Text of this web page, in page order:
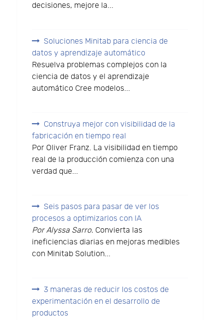
decisiones, mejore la...
Soluciones Minitab para ciencia de
datos y aprendizaje automático
Resuelva problemas complejos con la
ciencia de datos y el aprendizaje
automático Cree modelos...
Construya mejor con visibilidad de la
fabricación en tiempo real
Por Oliver Franz. La visibilidad en tiempo
real de la producción comienza con una
verdad que...
Seis pasos para pasar de ver los
procesos a optimizarlos con IA
Por Alyssa Sarro. Convierta las
ineficiencias diarias en mejoras medibles
con Minitab Solution...
3 maneras de reducir los costos de
experimentación en el desarrollo de
productos